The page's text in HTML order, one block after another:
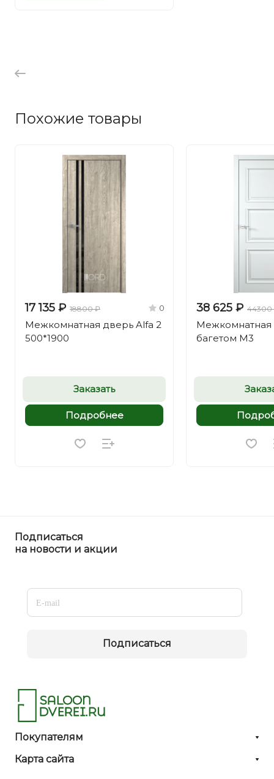
Похожие товары
17 135 ₽ 18800 ₽ 0
Межкомнатная дверь Alfa 2
500*1900
Заказать
Подробнее
38 625 ₽ 44300
Межкомнатная
багетом М3
Подписаться
на новости и акции
Подписаться
Покупателям
Карта сайта